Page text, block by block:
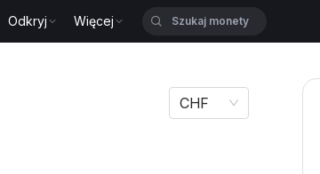
Odkryj Więcej
CHF